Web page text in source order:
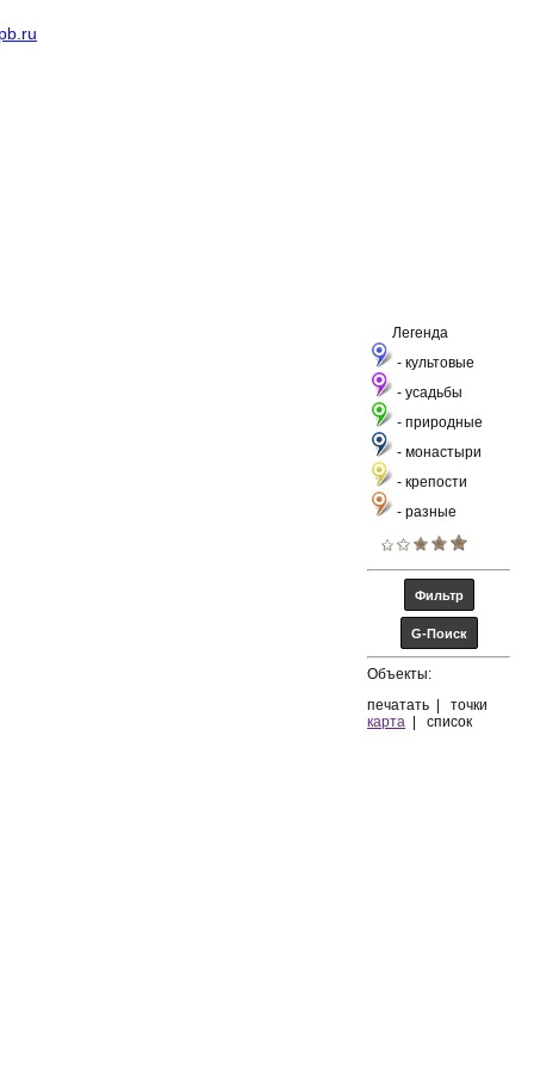
Легенда
- культовые
- усадьбы
- природные
- монастыри
- крепости
- разные
Объекты:
печатать
точки
карта
список